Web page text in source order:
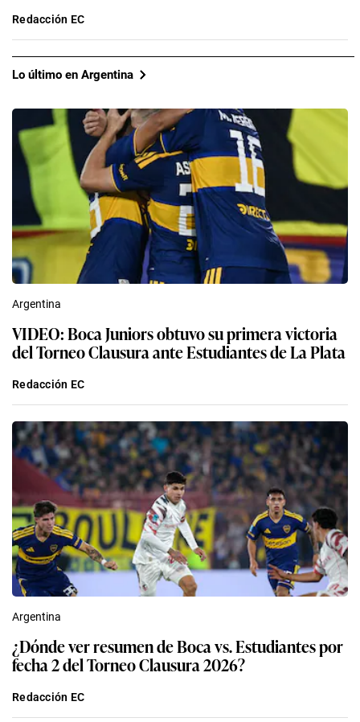
Redacción EC
Lo último en Argentina
Argentina
VIDEO: Boca Juniors obtuvo su primera victoria
del Torneo Clausura ante Estudiantes de La Plata
Redacción EC
Argentina
¿Dónde ver resumen de Boca vs. Estudiantes por
fecha 2 del Torneo Clausura 2026?
Redacción EC